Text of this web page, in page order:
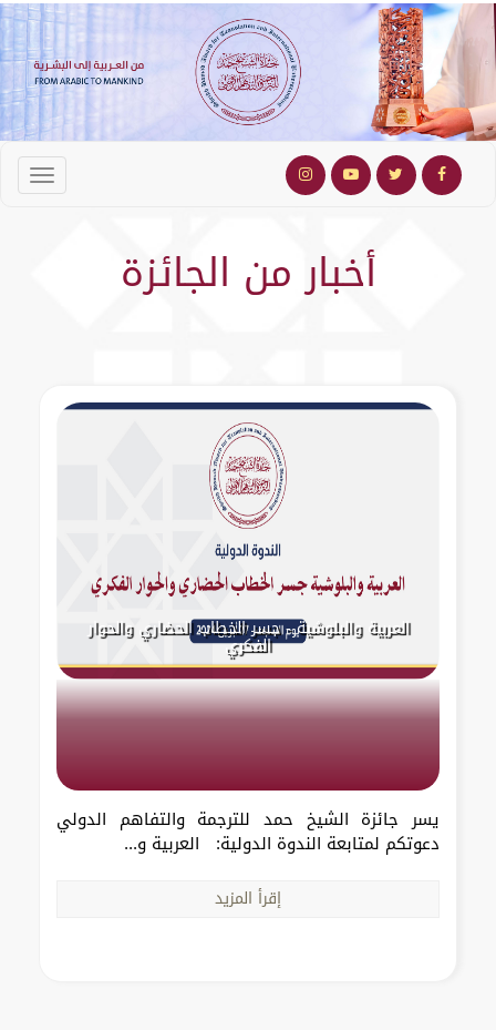
أخبار من الجائزة
العربية والبلوشية - جسر الخطاب الحضاري والحوار
الفكري
يسر جائزة الشيخ حمد للترجمة والتفاهم الدولي
دعوتكم لمتابعة الندوة الدولية: العربية و...
إقرأ المزيد